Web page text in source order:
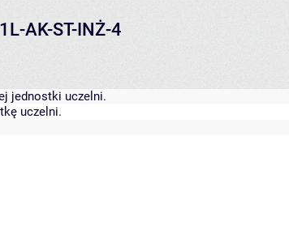
AK-ST-INŻ-4
jednostki uczelni.
uczelni.